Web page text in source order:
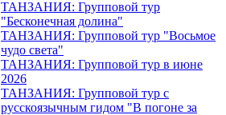
ТАНЗАНИЯ: Групповой тур
"Бесконечная долина"
ТАНЗАНИЯ: Групповой тур "Восьмое
чудо света"
ТАНЗАНИЯ: Групповой тур в июне
2026
ТАНЗАНИЯ: Групповой тур с
русскоязычным гидом "В погоне за